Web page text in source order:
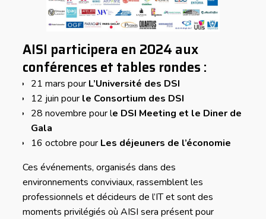
AISI participera en 2024 aux
conférences et tables rondes :
21 mars pour L’Université des DSI
12 juin pour le Consortium des DSI
28 novembre pour le DSI Meeting et le Diner de
Gala
16 octobre pour Les déjeuners de l’économie
Ces événements, organisés dans des
environnements conviviaux, rassemblent les
professionnels et décideurs de l’IT et sont des
moments privilégiés où AISI sera présent pour